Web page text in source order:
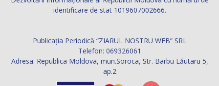
identificare de stat 1019607002666.
Publicația Periodică “ZIARUL NOSTRU WEB” SRL
Telefon: 069326061
Adresa: Republica Moldova, mun.Soroca, Str. Barbu Lăutaru 5,
ap.2